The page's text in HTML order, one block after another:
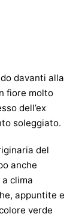
davanti alla
fiore molto
dell’ex
soleggiato.
del
anche
clima
appuntite e
verde